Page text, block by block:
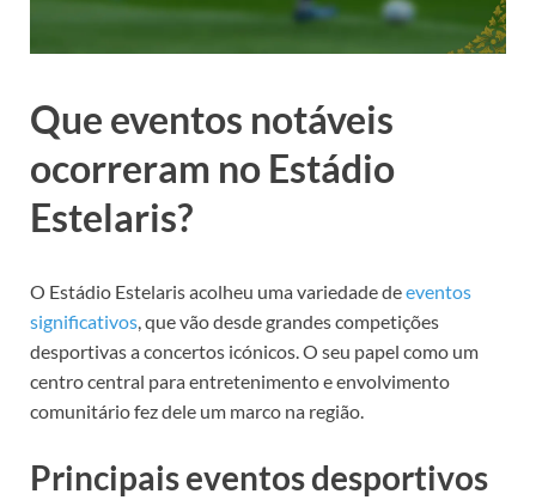
Que eventos notáveis
ocorreram no Estádio
Estelaris?
O Estádio Estelaris acolheu uma variedade deeventos
significativos, que vão desde grandes competições
desportivas a concertos icónicos. O seu papel como um
centro central para entretenimento e envolvimento
comunitário fez dele um marco na região.
Principais eventos desportivos